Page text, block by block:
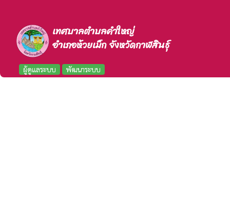
เทศบาลตำบลคำใหญ่
อำเภอห้วยเม็ก จังหวัดกาฬสินธุ์
ผู้ดูแลระบบ พัฒนาระบบ